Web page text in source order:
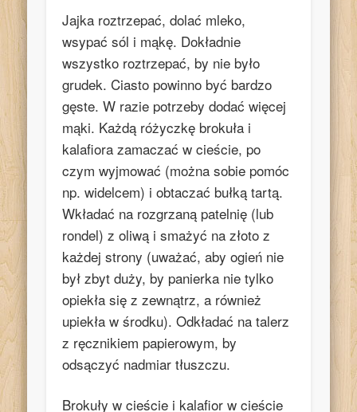
Jajka roztrzepać, dolać mleko,
wsypać sól i mąkę. Dokładnie
wszystko roztrzepać, by nie było
grudek. Ciasto powinno być bardzo
gęste. W razie potrzeby dodać więcej
mąki. Każdą różyczkę brokuła i
kalafiora zamaczać w cieście, po
czym wyjmować (można sobie pomóc
np. widelcem) i obtaczać bułką tartą.
Wkładać na rozgrzaną patelnię (lub
rondel) z oliwą i smażyć na złoto z
każdej strony (uważać, aby ogień nie
był zbyt duży, by panierka nie tylko
opiekła się z zewnątrz, a również
upiekła w środku). Odkładać na talerz
z ręcznikiem papierowym, by
odsączyć nadmiar tłuszczu.
Brokuły w cieście i kalafior w cieście